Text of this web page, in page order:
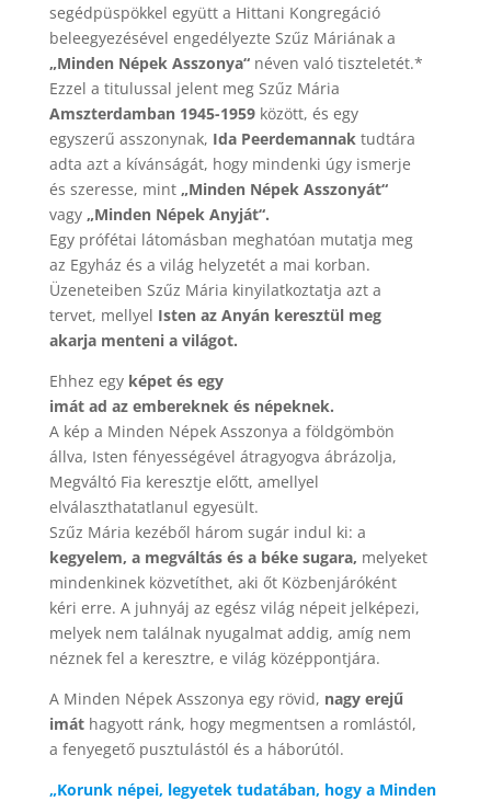
segédpüspökkel együtt a Hittani Kongregáció
beleegyezésével engedélyezte Szűz Máriának a
„Minden Népek Asszonya“néven való tiszteletét.*
Ezzel a titulussal jelent meg Szűz Mária
Amszterdamban 1945-1959 között, és egy
egyszerű asszonynak, Ida Peerdemannaktudtára
adta azt a kívánságát, hogy mindenki úgy ismerje
és szeresse, mint „Minden Népek Asszonyát“
vagy„Minden Népek Anyját“.
Egy prófétai látomásban meghatóan mutatja meg
az Egyház és a világ helyzetét a mai korban.
Üzeneteiben Szűz Mária kinyilatkoztatja azt a
tervet, mellyel Isten az Anyán keresztül meg
akarja menteni a világot.
Ehhez egy képet és egy
imát ad az embereknek és népeknek.
A kép a Minden Népek Asszonya a földgömbön
állva, Isten fényességével átragyogva ábrázolja,
Megváltó Fia keresztje előtt, amellyel
elválaszthatatlanul egyesült.
Szűz Mária kezéből három sugár indul ki: a
kegyelem, a megváltás és a béke sugara, melyeket
mindenkinek közvetíthet, aki őt Közbenjáróként
kéri erre. A juhnyáj az egész világ népeit jelképezi,
melyek nem találnak nyugalmat addig, amíg nem
néznek fel a keresztre, e világ középpontjára.
A Minden Népek Asszonya egy rövid, nagy erejű
imáthagyott ránk, hogy megmentsen a romlástól,
a fenyegető pusztulástól és a háborútól.
„Korunk népei, legyetek tudatában, hogy a Minden